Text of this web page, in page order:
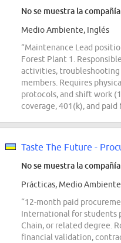
No se muestra la compañía
Medio Ambiente, Inglés
“Maintenance Lead
Forest Plant 1.
activities,
members. Requires
protocols, and shift work
coverage, 401(k), and paid
Taste The Future -
No se muestra la compañía
Prácticas, Medio
“12-month paid
International for students
Chain, or related degree.
financial validation,